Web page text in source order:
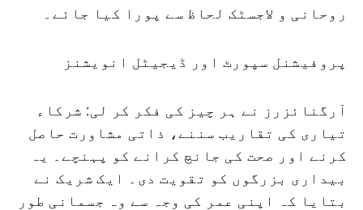
روحانی و لاجسٹک لحاظ سے پورا کیا جائے۔
پروفیشنل سپورٹ اور ڈیجیٹل انویشنز
آرگنائزرز نے ہر چیز کی فکر کر لی: شرکاء
تیاری کی تقاریب سننے، ذاتی مشاورت حاصل
کرنے اور صحت کی جانچ کرانے کو پہنچے۔ یہ
بیداری بزرگوں کو تقویت دی۔ ایک شریک نے
بتایا کہ اپنی عمر کی وجہ سے وہ جسمانی طور